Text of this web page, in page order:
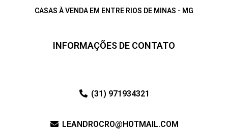
CASAS À VENDA EM ENTRE RIOS DE MINAS - MG
INFORMAÇÕES DE CONTATO
(31) 971934321
LEANDROCRO@HOTMAIL.COM